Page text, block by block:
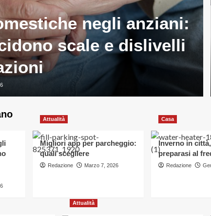
negli anziani:
scale e dislivelli
Attualità
Migliori app per parcheggio:
quali scegliere
Redazione Marzo 7, 2026
Casa
Inverno in
preparasi al
Redazione
Attualità